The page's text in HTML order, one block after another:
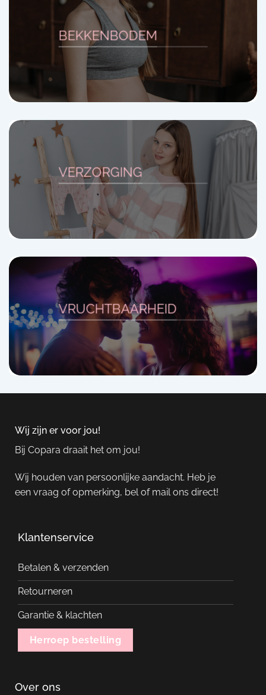
BEKKENBODEM
VERZORGING
VRUCHTBAARHEID
Wij zijn er voor jou!
Bij Copara draait het om jou!
Wij houden van persoonlijke aandacht. Heb je
een vraag of opmerking, bel of mail ons direct!
Klantenservice
Betalen & verzenden
Retourneren
Garantie & klachten
Herroep bestelling
Over ons